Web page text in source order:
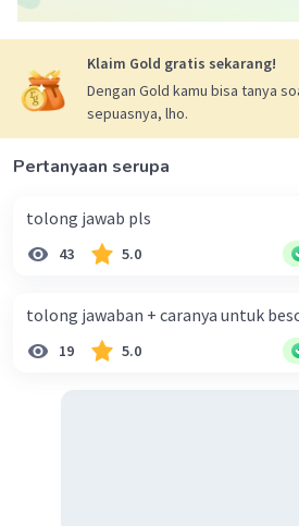
Klaim Gold gratis sekarang!
Dengan Gold kamu bisa tanya
sepuasnya, lho.
Pertanyaan serupa
tolong jawab pls
43 5.0
tolong jawaban + caranya untuk
19 5.0